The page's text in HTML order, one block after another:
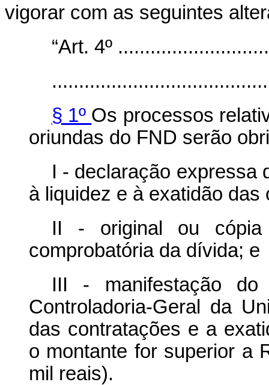
vigorar com as seguintes
“Art. 4º
§ 1º Os processos
oriundas do FND serão
I - declaração expressa
à liquidez e à exatidão das
II - original ou cópia
comprobatória da dívida; e
III - manifestação do
Controladoria-Geral da
das contratações e a
o montante for superior a
mil reais).